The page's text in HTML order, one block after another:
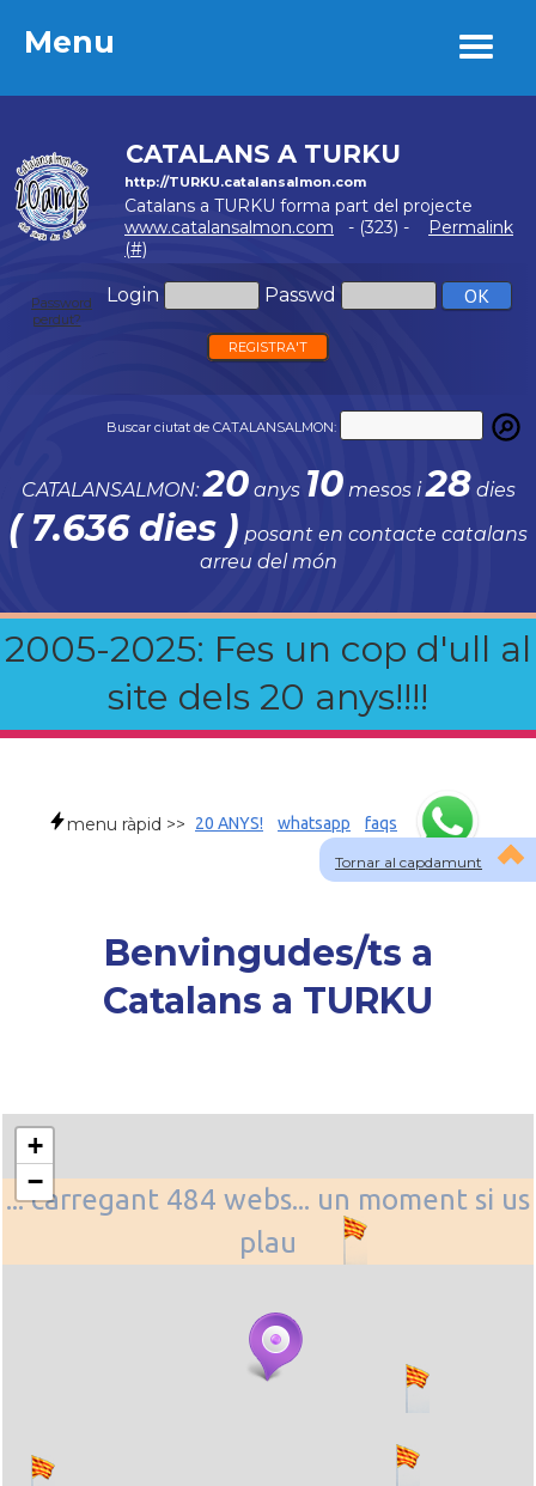
Menu
CATALANS A TURKU
http://TURKU.catalansalmon.com
Catalans a TURKU forma part del projecte
www.catalansalmon.com - (323) -
Permalink
(#)
Login Passwd
Password
perdut?
REGISTRA'T
Buscar ciutat de CATALANSALMON:
CATALANSALMON:20anys 10mesos i28 dies
( 7.636 dies ) posant en contacte catalans
arreu del món
2005-2025: Fes un cop d'ull al
site dels 20 anys!!!!
Menu
Tornar al capdamunt
menu ràpid >> 20 ANYS! whatsapp faqs
Benvingudes/ts a
Catalans a TURKU
... carregant 484 webs... un moment si us
plau
+
−